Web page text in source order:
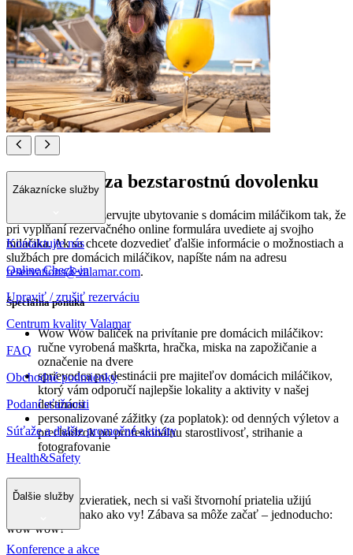
Labka hore za bezstarostnú dovolenku
Jednoducho si zarezervujte ubytovanie s domácim miláčikom tak, že
pri vypĺňaní rezervačného online formulára uvediete aj svojho
miláčika. Ak sa chcete dozvedieť ďalšie informácie o možnostiach a
službách pre domácich miláčikov, napíšte nám na adresu
reservations@valamar.com.
Špeciálna ponuka
Wow Wow balíček na privítanie pre domácich miláčikov:
ručne vyrobená maškrta, hračka, miska na zapožičanie a
označenie na dvere
sprievodca po destinácii pre majiteľov domácich miláčikov,
ktorý vám odporučí najlepšie lokality a aktivity v našej
destinácii
personalizované zážitky (za poplatok): od denných výletov a
prechádzok po profesionálnu starostlivosť, strihanie a
fotografovanie
Milí milovníci zvieratiek, nech si vaši štvornohí priatelia užijú
dovolenku rovnako ako vy! Zábava sa môže začať – jednoducho:
wow wow!
Zákaznícke služby
Kontaktujte nás
Online Check-in
Upraviť / zrušiť rezerváciu
Centrum kvality Valamar
FAQ
Obchodné podmienky
Podaní sťažnosti
Súťaže a ďalšie promočné aktivity
Health&Safety
Ďalšie služby
Konference a akce